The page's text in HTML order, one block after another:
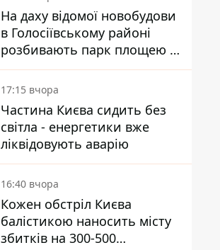
На даху відомої новобудови
в Голосіївському районі
розбивають парк площею в
гектар
17:15 вчора
Частина Києва сидить без
світла - енергетики вже
ліквідовують аварію
16:40 вчора
Кожен обстріл Києва
балістикою наносить місту
збитків на 300-500